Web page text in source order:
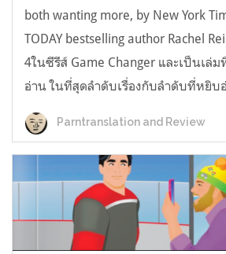
both wanting more, by New York
TODAY bestselling author Rachel
4ในซีรีส์ Game Changer และเป็นเล่
อ่าน ในที่สุดลำดับเรื่องกับลำดับที่หยิบ
Parntranslation and Review